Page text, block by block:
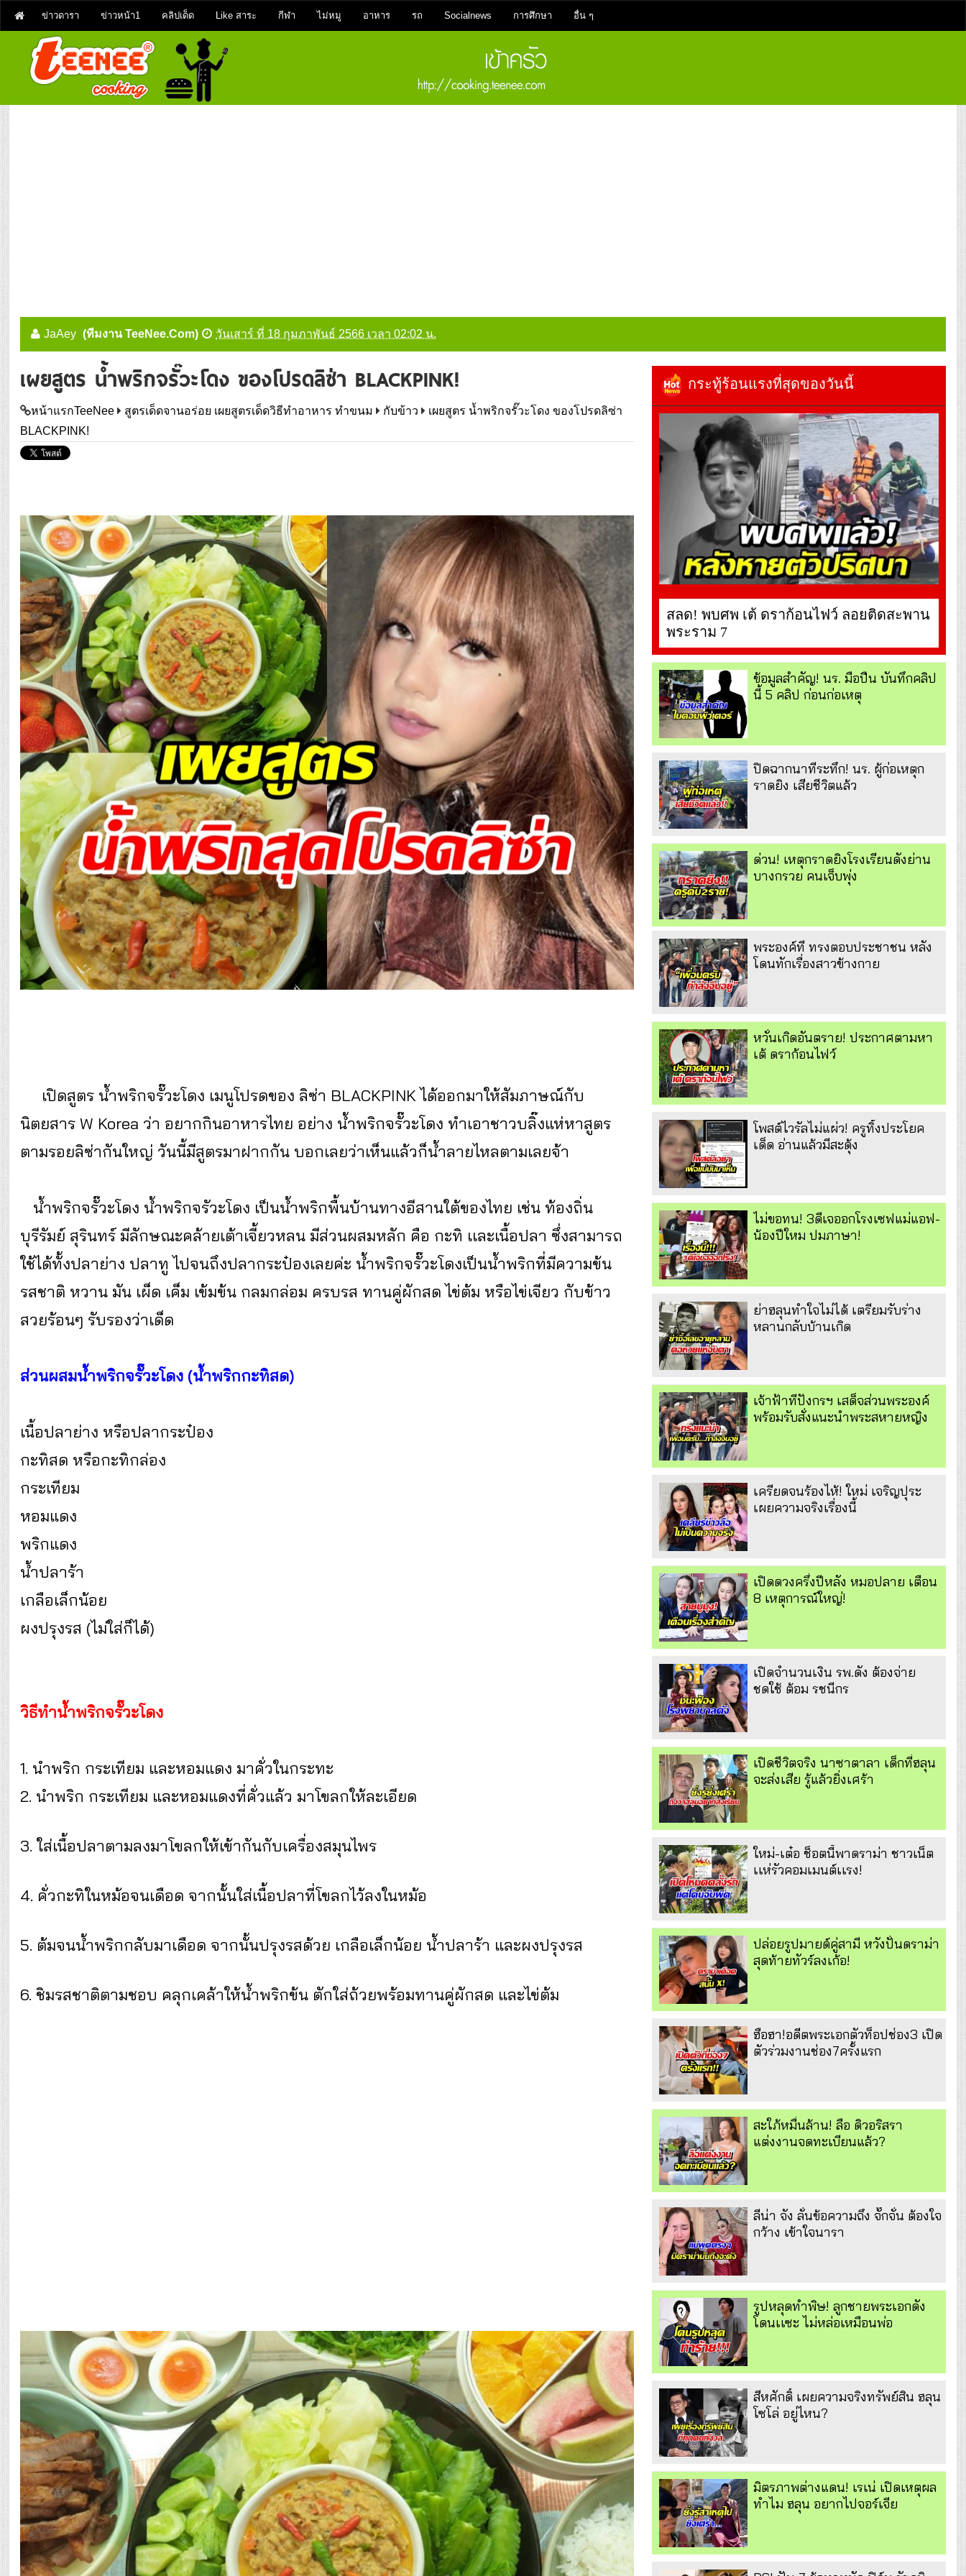
ข่าวดารา ข่าวหน้า1 คลิปเด็ด Like สาระ กีฬา ไม่หมู อาหาร รถ Socialnews การศึกษา อื่น ๆ
JaAey (ทีมงาน TeeNee.Com) วันเสาร์ ที่ 18 กุมภาพันธ์ 2566 เวลา 02:02 น.
เผยสูตร น้ำพริกจรั๊วะโดง ของโปรดลิซ่า BLACKPINK!
หน้าแรกTeeNee สูตรเด็ดจานอร่อย เผยสูตรเด็ดวิธีทำอาหาร ทำขนม กับข้าว
เผยสูตร น้ำพริกจรั๊วะโดง ของโปรดลิซ่า
BLACKPINK!
เปิดสูตร น้ำพริกจรั๊วะโดง เมนูโปรดของ ลิซ่า BLACKPINK ได้ออกมาให้สัมภาษณ์กับ
นิตยสาร W Korea ว่า อยากกินอาหารไทย อย่าง น้ำพริกจรั๊วะโดง ทำเอาชาวบลิ๊งแห่หาสูตร
ตามรอยลิซ่ากันใหญ่ วันนี้มีสูตรมาฝากกัน บอกเลยว่าเห็นแล้วก็น้ำลายไหลตามเลยจ้า
น้ำพริกจรั๊วะโดง น้ำพริกจรัวะโดง เป็นน้ำพริกพื้นบ้านทางอีสานใต้ของไทย เช่น ท้องถิ่น
บุรีรัมย์ สุรินทร์ มีลักษณะคล้ายเต้าเจี้ยวหลน มีส่วนผสมหลัก คือ กะทิ เเละเนื้อปลา ซึ่งสามารถ
ใช้ได้ทั้งปลาย่าง ปลาทู ไปจนถึงปลากระป๋องเลยค่ะ น้ำพริกจรั๊วะโดงเป็นน้ำพริกที่มีความข้น
รสชาติ หวาน มัน เผ็ด เค็ม เข้มข้น กลมกล่อม ครบรส ทานคู่ผักสด ไข่ต้ม หรือไข่เจียว กับข้าว
สวยร้อนๆ รับรองว่าเด็ด
ส่วนผสมน้ำพริกจรั๊วะโดง (น้ำพริกกะทิสด)
เนื้อปลาย่าง หรือปลากระป๋อง
กะทิสด หรือกะทิกล่อง
กระเทียม
หอมแดง
พริกแดง
น้ำปลาร้า
เกลือเล็กน้อย
ผงปรุงรส (ไม่ใส่ก็ได้)
วิธีทำน้ำพริกจรั๊วะโดง
1. นำพริก กระเทียม และหอมแดง มาคั่วในกระทะ
2. นำพริก กระเทียม และหอมแดงที่คั่วแล้ว มาโขลกให้ละเอียด
3. ใส่เนื้อปลาตามลงมาโขลกให้เข้ากันกับเครื่องสมุนไพร
4. คั่วกะทิในหม้อจนเดือด จากนั้นใส่เนื้อปลาที่โขลกไว้ลงในหม้อ
5. ต้มจนน้ำพริกกลับมาเดือด จากนั้นปรุงรสด้วย เกลือเล็กน้อย น้ำปลาร้า และผงปรุงรส
6. ชิมรสชาติตามชอบ คลุกเคล้าให้น้ำพริกข้น ตักใส่ถ้วยพร้อมทานคู่ผักสด และไข่ต้ม
กระทู้ร้อนแรงที่สุดของวันนี้
สลด! พบศพ เต้ ดราก้อนไฟว์ ลอยติดสะพาน
พระราม 7
ข้อมูลสำคัญ! นร. มือปืน บันทึกคลิป
นี้ 5 คลิป ก่อนก่อเหตุ
ปิดฉากนาทีระทึก! นร. ผู้ก่อเหตุก
ราดยิง เสียชีวิตแล้ว
ด่วน! เหตุกราดยิงโรงเรียนดังย่าน
บางกรวย คนเจ็บพุ่ง
พระองค์ที ทรงตอบประชาชน หลัง
โดนทักเรื่องสาวข้างกาย
หวั่นเกิดอันตราย! ประกาศตามหา
เต้ ดราก้อนไฟว์
โพสต์ไวรัลไม่แผ่ว! ครูทิ้งประโยค
เด็ด อ่านแล้วมีสะดุ้ง
ไม่ขอทน! 3ดีเจออกโรงเซฟแม่แอฟ-
น้องปีใหม ปมภาษา!
ย่าฮลุนทำใจไม่ได้ เตรียมรับร่าง
หลานกลับบ้านเกิด
เจ้าฟ้าทีปังกรฯ เสด็จส่วนพระองค์
พร้อมรับสั่งแนะนำพระสหายหญิง
เครียดจนร้องไห้! ใหม่ เจริญปุระ
เผยความจริงเรื่องนี้
เปิดดวงครึ่งปีหลัง หมอปลาย เตือน
8 เหตุการณ์ใหญ่!
เปิดจำนวนเงิน รพ.ดัง ต้องจ่าย
ชดใช้ ต้อม รชนีกร
เปิดชีวิตจริง นาซาตาลา เด็กที่ฮลุน
จะส่งเสีย รู้แล้วยิ่งเศร้า
ใหม่-เต๋อ ช็อตนี้พาดราม่า ชาวเน็ต
เเห่รัวคอมเมนต์เเรง!
ปล่อยรูปมายด์คู่สามี หวังปั่นดราม่า
สุดท้ายทัวร์ลงเก้อ!
ฮือฮา!อดีตพระเอกตัวท็อปช่อง3 เปิด
ตัวร่วมงานช่อง7ครั้งแรก
สะใภ้หมื่นล้าน! ลือ ดิวอริสรา
แต่งงานจดทะเบียนแล้ว?
ลีน่า จัง ลั่นข้อความถึง จั๊กจั่น ต้องใจ
กว้าง เข้าใจนารา
รูปหลุดทำพิษ! ลูกชายพระเอกดัง
โดนเเซะ ไม่หล่อเหมือนพ่อ
สีหศักดิ์ เผยความจริงทรัพย์สิน ฮลุน
โซโล่ อยู่ไหน?
มิตรภาพต่างแดน! เรเน่ เปิดเหตุผล
ทำไม ฮลุน อยากไปจอร์เจีย